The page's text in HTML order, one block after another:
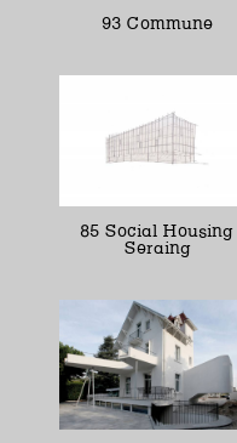
93 Commune
85 Social Housing
Seraing